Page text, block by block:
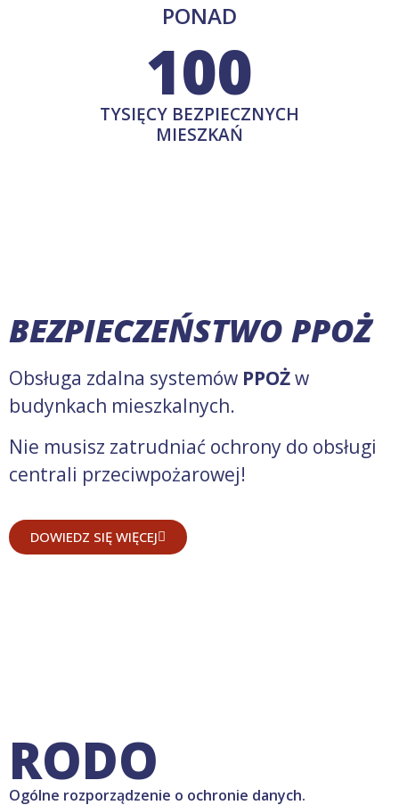
PONAD
100
TYSIĘCY BEZPIECZNYCH
MIESZKAŃ
BEZPIECZEŃSTWO PPOŻ
Obsługa zdalna systemów PPOŻw
budynkach mieszkalnych.
Nie musisz zatrudniać ochrony do obsługi
centrali przeciwpożarowej!
DOWIEDZ SIĘ WIĘCEJ
RODO
Ogólne rozporządzenie o ochronie danych.